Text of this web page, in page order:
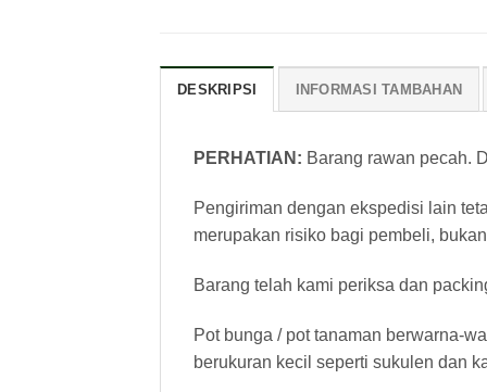
DESKRIPSI INFORMASI TAMBAHAN
PERHATIAN: Barang rawan pecah.
Pengiriman dengan ekspedisi lain
merupakan risiko bagi pembeli,
Barang telah kami periksa dan
Pot bunga / pot tanaman berwarna-
berukuran kecil seperti sukulen dan